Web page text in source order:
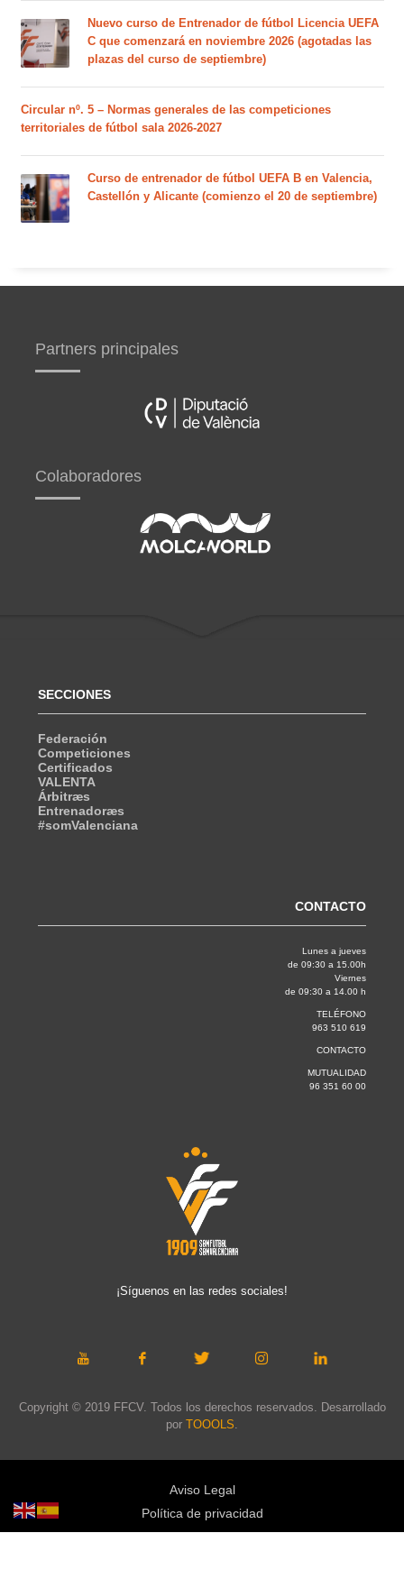
Nuevo curso de Entrenador de fútbol Licencia UEFA
C que comenzará en noviembre 2026 (agotadas las
plazas del curso de septiembre)
Circular nº. 5 – Normas generales de las competiciones
territoriales de fútbol sala 2026-2027
Curso de entrenador de fútbol UEFA B en Valencia,
Castellón y Alicante (comienzo el 20 de septiembre)
Partners principales
Colaboradores
SECCIONES
Federación
Competiciones
Certificados
VALENTA
Árbitræs
Entrenadoræs
#somValenciana
CONTACTO
Lunes a jueves
de 09:30 a 15.00h
Viernes
de 09:30 a 14.00 h
TELÉFONO
963 510 619
CONTACTO
MUTUALIDAD
96 351 60 00
¡Síguenos en las redes sociales!
Copyright © 2019 FFCV. Todos los derechos reservados. Desarrollado
por TOOOLS.
Aviso Legal
Política de privacidad
Política de cookies